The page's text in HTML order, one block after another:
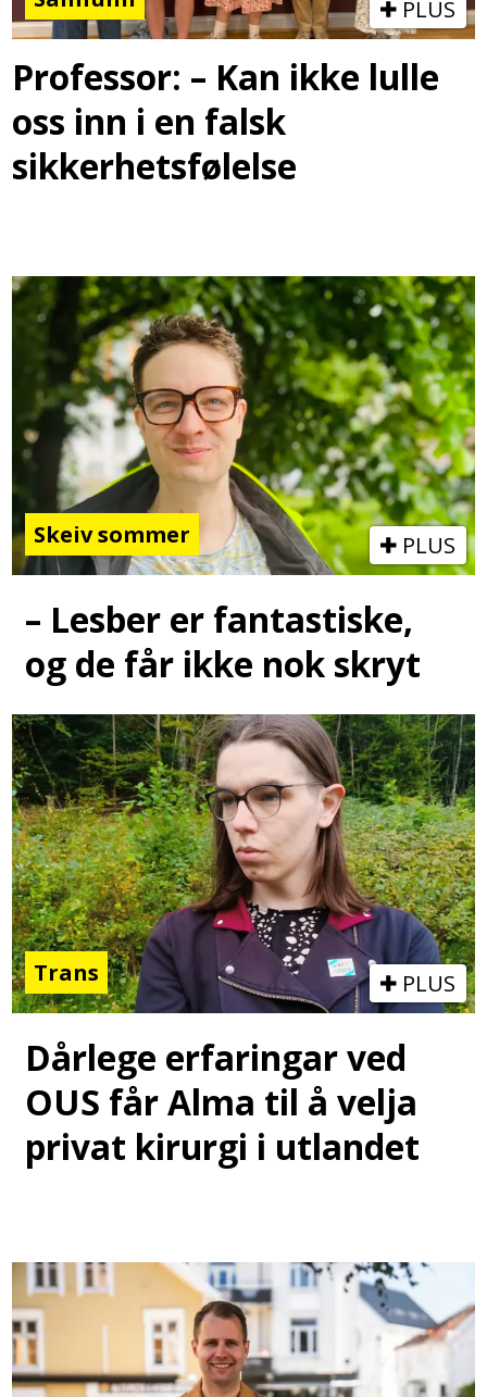
PLUS
Professor: – Kan ikke lulle
oss inn i en falsk
sikkerhetsfølelse
Skeiv sommer PLUS
– Lesber er fantastiske,
og de får ikke nok skryt
Trans PLUS
Dårlege erfaringar ved
OUS får Alma til å velja
privat kirurgi i utlandet